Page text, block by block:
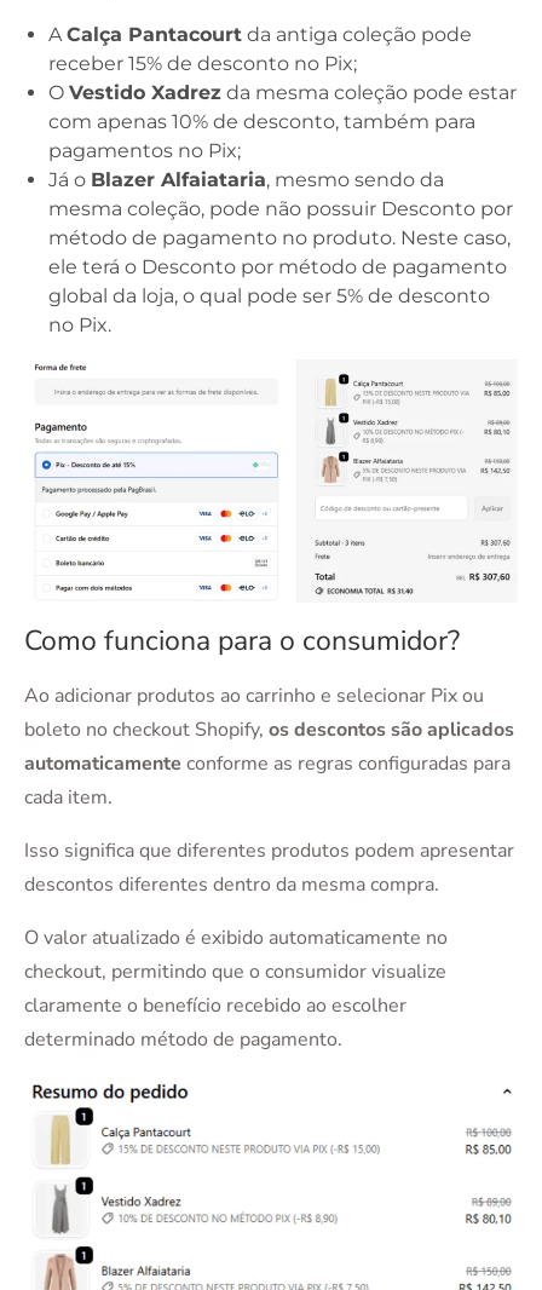
ACalça Pantacourt da antiga coleção pode
receber 15% de desconto no Pix;
O Vestido Xadrez da mesma coleção pode estar
com apenas 10% de desconto, também para
pagamentos no Pix;
Já o Blazer Alfaiataria, mesmo sendo da
mesma coleção, pode não possuir Desconto por
método de pagamento no produto. Neste caso,
ele terá o Desconto por método de pagamento
global da loja, o qual pode ser 5% de desconto
no Pix.
Como funciona para o consumidor?
Ao adicionar produtos ao carrinho e selecionar Pix ou
boleto no checkout Shopify, os descontos são aplicados
automaticamente conforme as regras configuradas para
cada item.
Isso significa que diferentes produtos podem apresentar
descontos diferentes dentro da mesma compra.
O valor atualizado é exibido automaticamente no
checkout, permitindo que o consumidor visualize
claramente o benefício recebido ao escolher
determinado método de pagamento.